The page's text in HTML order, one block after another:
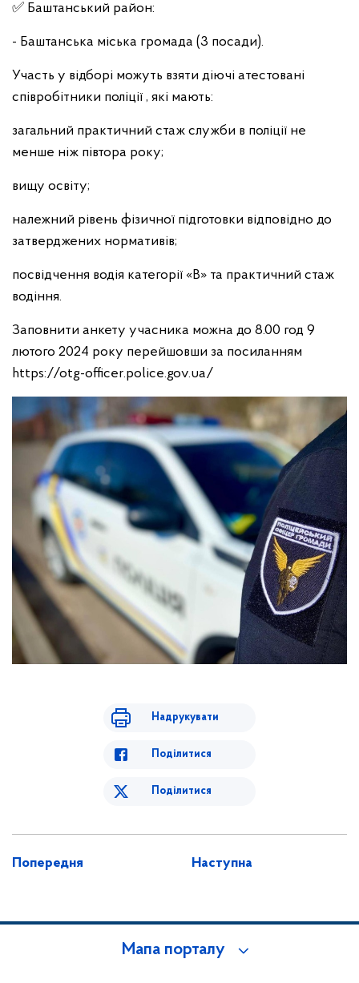
✅ Баштанський район:
- Баштанська міська громада (3 посади).
Участь у відборі можуть взяти діючі атестовані
співробітники поліції , які мають:
загальний практичний стаж служби в поліції не
менше ніж півтора року;
вищу освіту;
належний рівень фізичної підготовки відповідно до
затверджених нормативів;
посвідчення водія категорії «В» та практичний стаж
водіння.
Заповнити анкету учасника можна до 8.00 год 9
лютого 2024 року перейшовши за посиланням
https://otg-officer.police.gov.ua/
Надрукувати
Поділитися
Поділитися
Попередня Наступна
Мапа порталу